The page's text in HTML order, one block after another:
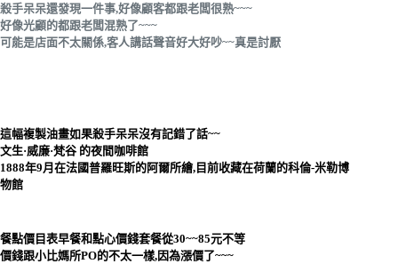
殺手呆呆還發現一件事,好像顧客都跟老闆很熟~~~
好像光顧的都跟老闆混熟了~~~
可能是店面不太關係,客人講話聲音好大好吵~~真是討厭
這幅複製油畫如果殺手呆呆沒有記錯了話~~
文生·威廉·梵谷 的夜間咖啡館
1888年9月在法國普羅旺斯的阿爾所繪,目前收藏在荷蘭的科倫-米勒博
物館
餐點價目表早餐和點心價錢套餐從30~~85元不等
價錢跟小比媽所PO的不太一樣,因為漲價了~~~